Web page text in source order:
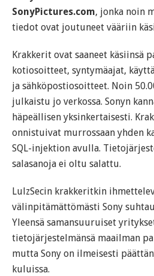
SonyPictures.com, jonka noin
tiedot ovat joutuneet vääriin
Krakkerit ovat saaneet käsiinsä
kotiosoitteet, syntymäajat,
ja sähköpostiosoitteet. Noin
julkaistu jo verkossa. Sonyn
häpeällisen yksinkertaisesti.
onnistuivat murrossaan yhden
SQL-injektion avulla.
salasanoja ei oltu salattu.
LulzSecin krakkeritkin
välinpitämättömästi Sony
Yleensä samansuuruiset
tietojärjestelmänsä maailman
mutta Sony on ilmeisesti
kuluissa.